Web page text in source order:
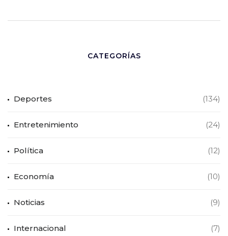
CATEGORÍAS
Deportes (134)
Entretenimiento (24)
Política (12)
Economía (10)
Noticias (9)
Internacional (7)